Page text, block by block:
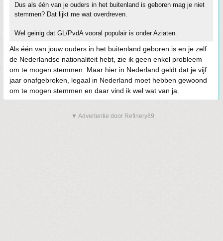
Dus als één van je ouders in het buitenland is geboren mag je niet
stemmen? Dat lijkt me wat overdreven.
Wel geinig dat GL/PvdA vooral populair is onder Aziaten.
Als één van jouw ouders in het buitenland geboren is en je zelf
de Nederlandse nationaliteit hebt, zie ik geen enkel probleem
om te mogen stemmen. Maar hier in Nederland geldt dat je vijf
jaar onafgebroken, legaal in Nederland moet hebben gewoond
om te mogen stemmen en daar vind ik wel wat van ja.
▼ Advertentie door Refinery89